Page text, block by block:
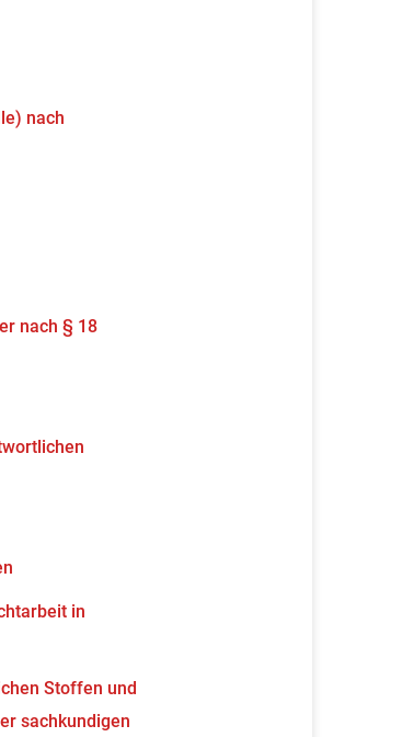
nach
nach § 18
in
Stoffen und
sachkundigen